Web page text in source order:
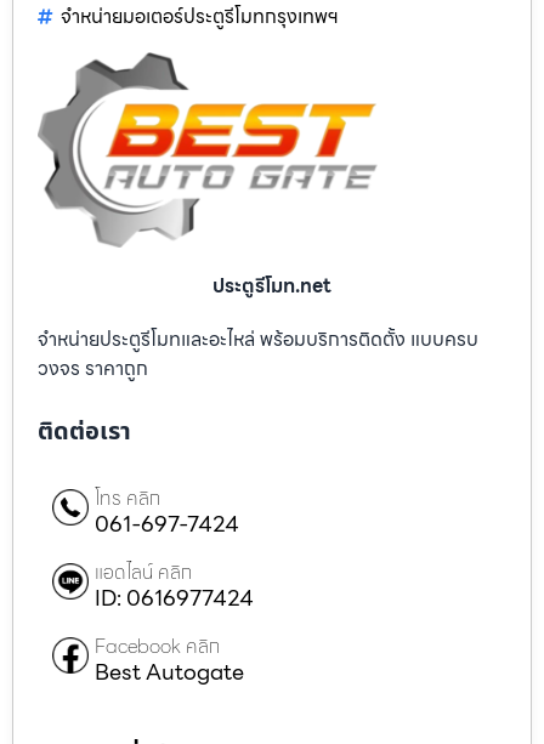
จำหน่ายมอเตอร์ประตูรีโมทกรุงเทพฯ
ประตูรีโมท.net
จำหน่ายประตูรีโมทและอะไหล่ พร้อมบริการติดตั้ง แบบครบ
วงจร ราคาถูก
ติดต่อเรา
โทร คลิก
061-697-7424
แอดไลน์ คลิก
ID: 0616977424
Facebook คลิก
Best Autogate